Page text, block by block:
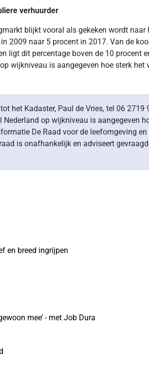
verhuurder
blijkt vooral als gekeken wordt
2009 naar 5 procent in 2017. Van de
ligt dit percentage boven de 10
wijkniveau is aangegeven hoe sterk
het Kadaster, Paul de Vries, tel 06
op wijkniveau is aangegeven
De Raad voor de leefomgeving
is onafhankelijk en adviseert
en breed ingrijpen
mee’ - met Job Dura